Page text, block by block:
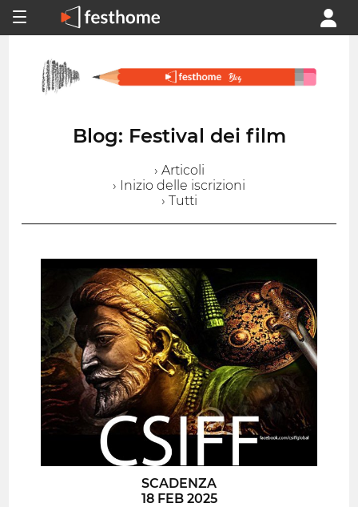
Blog: Festival dei film
› Articoli
› Inizio delle iscrizioni
› Tutti
SCADENZA
18 FEB 2025